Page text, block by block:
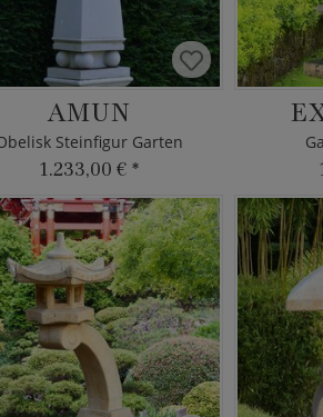
AMUN
Steinfigur Garten
1.233,00 € *